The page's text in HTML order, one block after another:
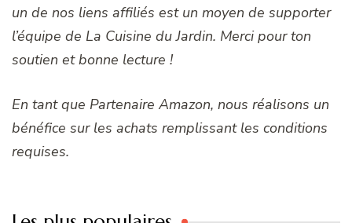
un de nos liens affiliés est un moyen de supporter
l’équipe de La Cuisine du Jardin. Merci pour ton
soutien et bonne lecture !
En tant que Partenaire Amazon, nous réalisons un
bénéfice sur les achats remplissant les conditions
requises.